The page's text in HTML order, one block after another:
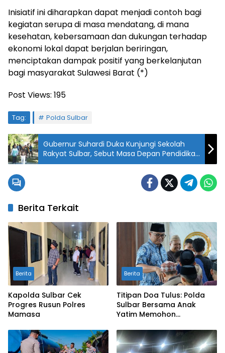
Inisiatif ini diharapkan dapat menjadi contoh bagi
kegiatan serupa di masa mendatang, di mana
kesehatan, kebersamaan dan dukungan terhadap
ekonomi lokal dapat berjalan beriringan,
menciptakan dampak positif yang berkelanjutan
bagi masyarakat Sulawesi Barat (*)
Post Views: 195
Tag: Polda Sulbar
Gubernur Suhardi Duka Kunjungi Sekolah
Rakyat Sulbar, Sebut Masa Depan Pendidikan
Kian Cerah
Berita Terkait
Berita
Kapolda Sulbar Cek
Progres Rusun Polres
Berita
Titipan Doa Tulus: Polda
Sulbar Bersama Anak
Yatim Memohon
Negeri